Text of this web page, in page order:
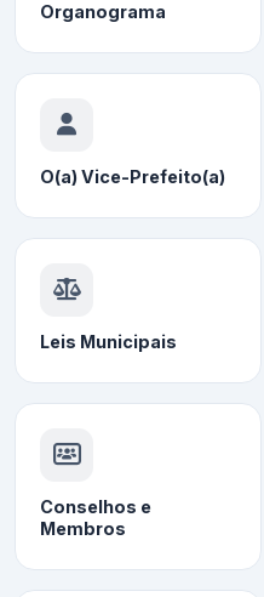
Organograma
O(a) Vice-Prefeito(a)
Leis Municipais
Conselhos e
Membros